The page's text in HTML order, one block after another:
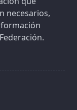
necesarios,